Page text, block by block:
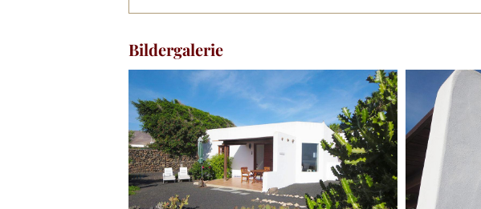
Bildergalerie